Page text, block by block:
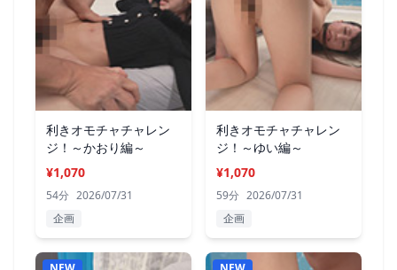
利きオモチャチャレン
ジ！～かおり編～
¥1,070
54分 2026/07/31
企画
利きオモチャチャレン
ジ！～ゆい編～
¥1,070
59分 2026/07/31
企画